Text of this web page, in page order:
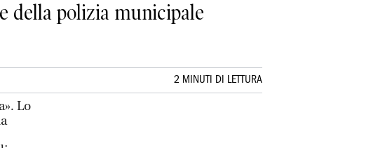
della polizia municipale
2 MINUTI DI LETTURA
Lo